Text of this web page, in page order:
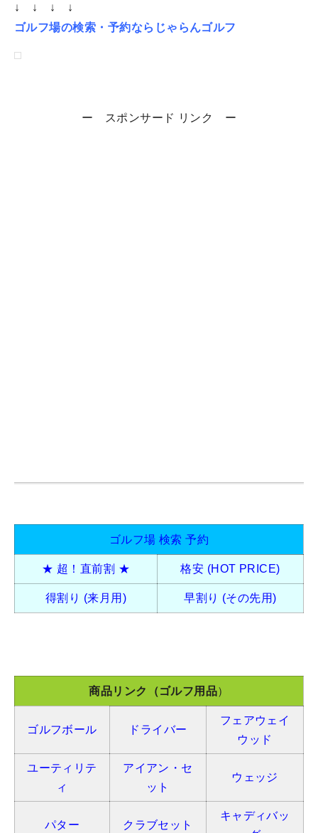
↓ ↓ ↓ ↓
ゴルフ場の検索・予約ならじゃらんゴルフ
ー スポンサード リンク ー
ゴルフ場 検索 予約
★ 超！直前割 ★ 格安 (HOT PRICE)
得割り (来月用) 早割り (その先用)
商品リンク（ゴルフ用品）
ゴルフボール ドライバー
フェアウェイ
ウッド
ユーティリテ
ィ
アイアン・セ
ット
ウェッジ
パター クラブセット
キャディバッ